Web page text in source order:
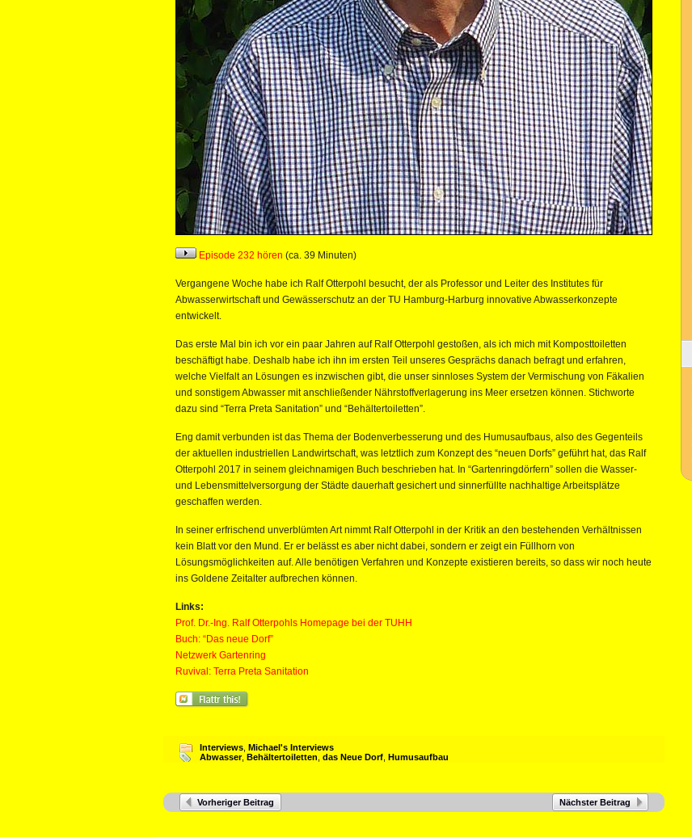
Episode 232 hören (ca. 39 Minuten)
Vergangene Woche habe ich Ralf Otterpohl besucht, der als Professor und Leiter des Institutes für
Abwasserwirtschaft und Gewässerschutz an der TU Hamburg-Harburg innovative Abwasserkonzepte
entwickelt.
Das erste Mal bin ich vor ein paar Jahren auf Ralf Otterpohl gestoßen, als ich mich mit Komposttoiletten
beschäftigt habe. Deshalb habe ich ihn im ersten Teil unseres Gesprächs danach befragt und erfahren,
welche Vielfalt an Lösungen es inzwischen gibt, die unser sinnloses System der Vermischung von Fäkalien
und sonstigem Abwasser mit anschließender Nährstoffverlagerung ins Meer ersetzen können. Stichworte
dazu sind “Terra Preta Sanitation” und “Behältertoiletten”.
Eng damit verbunden ist das Thema der Bodenverbesserung und des Humusaufbaus, also des Gegenteils
der aktuellen industriellen Landwirtschaft, was letztlich zum Konzept des “neuen Dorfs” geführt hat, das Ralf
Otterpohl 2017 in seinem gleichnamigen Buch beschrieben hat. In “Gartenringdörfern” sollen die Wasser-
und Lebensmittelversorgung der Städte dauerhaft gesichert und sinnerfüllte nachhaltige Arbeitsplätze
geschaffen werden.
In seiner erfrischend unverblümten Art nimmt Ralf Otterpohl in der Kritik an den bestehenden Verhältnissen
kein Blatt vor den Mund. Er er belässt es aber nicht dabei, sondern er zeigt ein Füllhorn von
Lösungsmöglichkeiten auf. Alle benötigen Verfahren und Konzepte existieren bereits, so dass wir noch heute
ins Goldene Zeitalter aufbrechen können.
Links:
Prof. Dr.-Ing. Ralf Otterpohls Homepage bei der TUHH
Buch: “Das neue Dorf”
Netzwerk Gartenring
Ruvival: Terra Preta Sanitation
Interviews Michael's Interviews
Abwasser, Behältertoiletten das Neue Dorf Humusaufbau
Vorheriger Beitrag Nächster Beitrag